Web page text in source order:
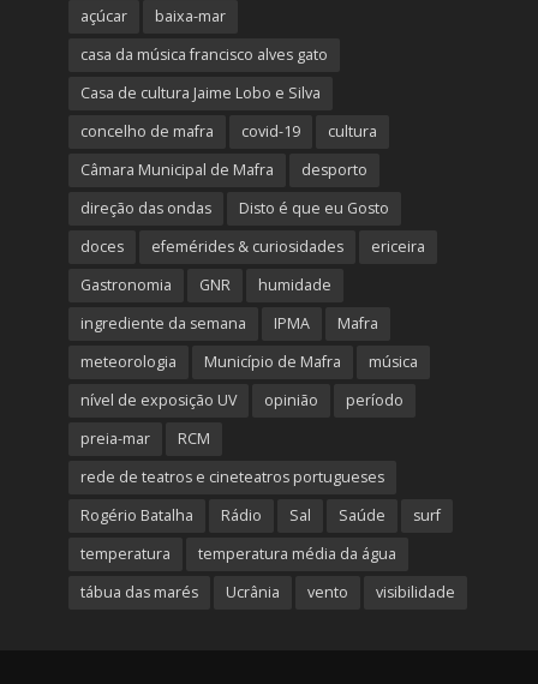
açúcar
baixa-mar
casa da música francisco alves gato
Casa de cultura Jaime Lobo e Silva
concelho de mafra
covid-19
cultura
Câmara Municipal de Mafra
desporto
direção das ondas
Disto é que eu Gosto
doces
efemérides & curiosidades
ericeira
Gastronomia
GNR
humidade
ingrediente da semana
IPMA
Mafra
meteorologia
Município de Mafra
música
nível de exposição UV
opinião
período
preia-mar
RCM
rede de teatros e cineteatros portugueses
Rogério Batalha
Rádio Sal Saúde
surf
temperatura
temperatura média da água
tábua das marés
Ucrânia vento visibilidade